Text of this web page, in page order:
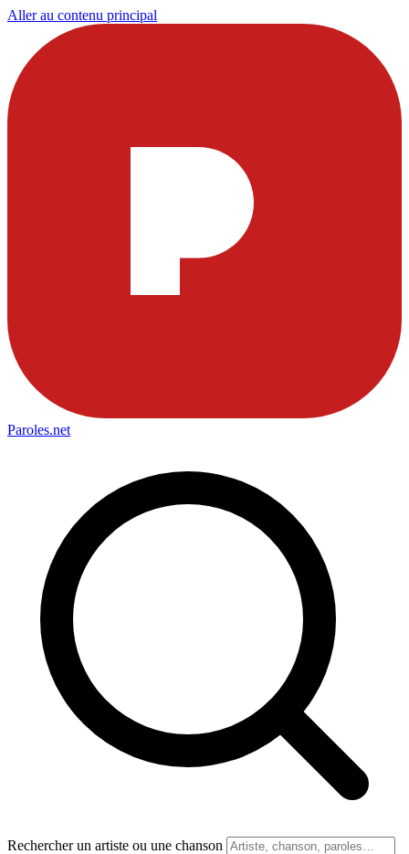
Aller au contenu principal
Paroles.net
Rechercher un artiste ou une chanson